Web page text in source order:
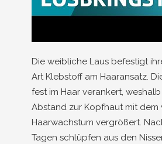
Die weibliche Laus befestigt
Art Klebstoff am Haaransatz.
fest im Haar verankert,
Abstand zur Kopfhaut mit dem
Haarwachstum vergrößert.
Tagen schlüpfen aus den